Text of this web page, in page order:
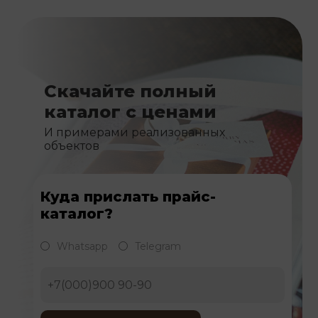
Скачайте полный
каталог с ценами
И примерами реализованных
объектов
Куда прислать прайс-
каталог?
Whatsapp Telegram